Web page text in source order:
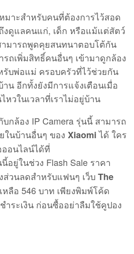
มาะสำหรับคนที่ต้องการไว้สอด
งดูแลคนแก่, เด็ก หรือแม้แต่สัตว์
ามารถพูดคุยสนทนาตอบโต้กัน
ถเพิ่มสิทธิ์คนอื่นๆ เข้ามาดูกล้อง
รับพ่อแม่ ครอบครัวที่ไว้ช่วยกัน
น อีกทั้งยังมีการแจ้งเตือนเมื่อ
หวในเวลาที่เราไม่อยู่บ้าน
บกล้อง IP Camera รุ่นนี้ สามารถ
นบ้านอื่นๆ ของ Xiaomiได้ ใคร
อนไลน์ได้ที่
อยู่ในช่วง Flash Sale ราคา
ส่วนลดสำหรับแฟนๆ เว็บ The
ลือ 546 บาท เพียงพิมพ์โค้ด
ำระเงิน ก่อนซื้ออย่าลืมใช้คูปอง